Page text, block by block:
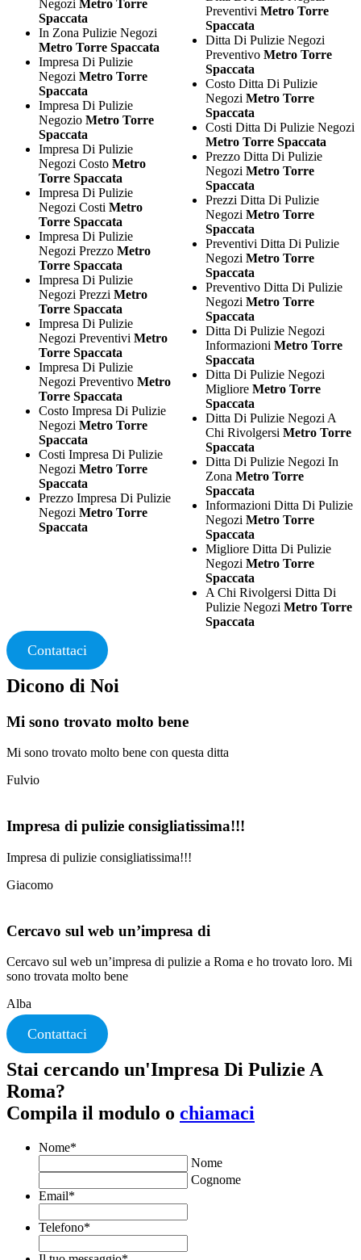
Negozi Metro Torre
Spaccata
In Zona Pulizie Negozi
Metro Torre Spaccata
Impresa Di Pulizie
Negozi Metro Torre
Spaccata
Impresa Di Pulizie
Negozio Metro Torre
Spaccata
Impresa Di Pulizie
Negozi Costo Metro
Torre Spaccata
Impresa Di Pulizie
Negozi Costi Metro
Torre Spaccata
Impresa Di Pulizie
Negozi Prezzo Metro
Torre Spaccata
Impresa Di Pulizie
Negozi Prezzi Metro
Torre Spaccata
Impresa Di Pulizie
Negozi Preventivi Metro
Torre Spaccata
Impresa Di Pulizie
Negozi Preventivo Metro
Torre Spaccata
Costo Impresa Di Pulizie
Negozi Metro Torre
Spaccata
Costi Impresa Di Pulizie
Negozi Metro Torre
Spaccata
Prezzo Impresa Di Pulizie
Negozi Metro Torre
Spaccata
Preventivi Metro Torre
Spaccata
Ditta Di Pulizie Negozi
Preventivo Metro Torre
Spaccata
Costo Ditta Di Pulizie
Negozi Metro Torre
Spaccata
Costi Ditta Di Pulizie Negozi
Metro Torre Spaccata
Prezzo Ditta Di Pulizie
Negozi Metro Torre
Spaccata
Prezzi Ditta Di Pulizie
Negozi Metro Torre
Spaccata
Preventivi Ditta Di Pulizie
Negozi Metro Torre
Spaccata
Preventivo Ditta Di Pulizie
Negozi Metro Torre
Spaccata
Ditta Di Pulizie Negozi
Informazioni Metro Torre
Spaccata
Ditta Di Pulizie Negozi
Migliore Metro Torre
Spaccata
Ditta Di Pulizie Negozi A
Chi Rivolgersi Metro Torre
Spaccata
Ditta Di Pulizie Negozi In
Zona Metro Torre
Spaccata
Informazioni Ditta Di Pulizie
Negozi Metro Torre
Spaccata
Migliore Ditta Di Pulizie
Negozi Metro Torre
Spaccata
A Chi Rivolgersi Ditta Di
Pulizie Negozi Metro Torre
Spaccata
Contattaci
Dicono di Noi
Mi sono trovato molto bene
Mi sono trovato molto bene con questa ditta
Fulvio
Impresa di pulizie consigliatissima!!!
Impresa di pulizie consigliatissima!!!
Giacomo
Cercavo sul web un’impresa di
Cercavo sul web un’impresa di pulizie a Roma e ho trovato loro. Mi
sono trovata molto bene
Alba
Contattaci
Stai cercando un'Impresa Di Pulizie A
Roma?
Compila il modulo o chiamaci
Nome*
Nome
Cognome
Email*
Telefono*